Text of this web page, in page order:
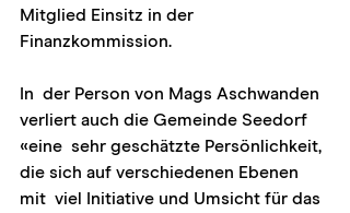
Mitglied Einsitz in der
Finanzkommission.
In  der Person von Mags Aschwanden
verliert auch die Gemeinde Seedorf
«eine  sehr geschätzte Persönlichkeit,
die sich auf verschiedenen Ebenen
mit  viel Initiative und Umsicht für das